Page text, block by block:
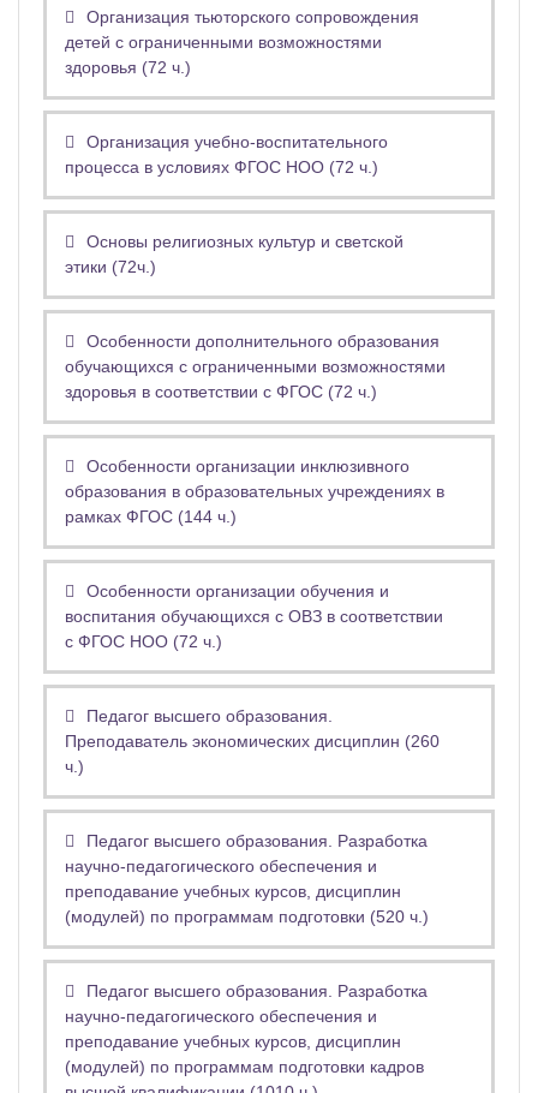
Организация тьюторского сопровождения
детей с ограниченными возможностями
здоровья (72 ч.)
Организация учебно-воспитательного
процесса в условиях ФГОС НОО (72 ч.)
Основы религиозных культур и светской
этики (72ч.)
Особенности дополнительного образования
обучающихся с ограниченными возможностями
здоровья в соответствии с ФГОС (72 ч.)
Особенности организации инклюзивного
образования в образовательных учреждениях в
рамках ФГОС (144 ч.)
Особенности организации обучения и
воспитания обучающихся с ОВЗ в соответствии
с ФГОС НОО (72 ч.)
Педагог высшего образования.
Преподаватель экономических дисциплин (260
ч.)
Педагог высшего образования. Разработка
научно-педагогического обеспечения и
преподавание учебных курсов, дисциплин
(модулей) по программам подготовки (520 ч.)
Педагог высшего образования. Разработка
научно-педагогического обеспечения и
преподавание учебных курсов, дисциплин
(модулей) по программам подготовки кадров